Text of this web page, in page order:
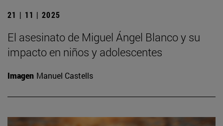
21 | 11 | 2025
El asesinato de Miguel Ángel Blanco y su
impacto en niños y adolescentes
Imagen Manuel Castells